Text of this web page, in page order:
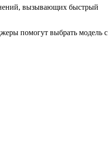
вызывающих быстрый
помогут выбрать модель с